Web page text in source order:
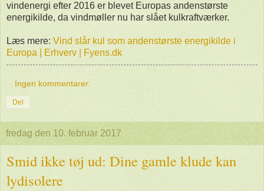
vindenergi efter 2016 er blevet Europas andenstørste
energikilde, da vindmøller nu har slået kulkraftværker.
Læs mere: Vind slår kul som andenstørste energikilde i
Europa | Erhverv | Fyens.dk
Ingen kommentarer:
Del
fredag den 10. februar 2017
Smid ikke tøj ud: Dine gamle klude kan
lydisolere